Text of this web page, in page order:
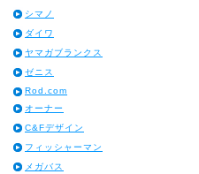
シマノ
ダイワ
ヤマガブランクス
ゼニス
Rod.com
オーナー
C&Fデザイン
フィッシャーマン
メガバス